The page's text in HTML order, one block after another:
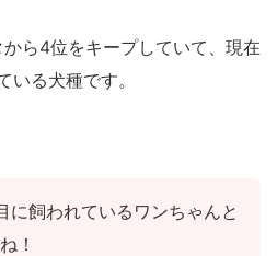
ら4位をキープしていて、現在
いる犬種です。
に飼われているワンちゃんと
！